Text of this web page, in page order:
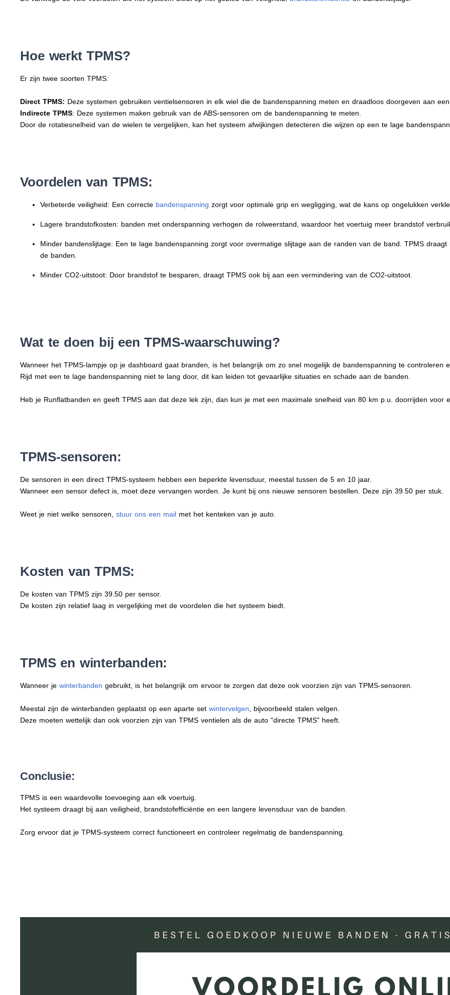
Hoe werkt TPMS?
Er zijn twee soorten TPMS:
Direct TPMS: Deze systemen gebruiken ventielsensoren in elk wiel die de bandenspanning meten en draadloos doorgeven aan
Indirecte TPMS: Deze systemen maken gebruik van de ABS-sensoren om de bandenspanning te meten.
Door de rotatiesnelheid van de wielen te vergelijken, kan het systeem afwijkingen detecteren die wijzen op een te lage
Voordelen van TPMS:
Verbeterde veiligheid: Een correcte bandenspanning zorgt voor optimale grip en wegligging, wat de kans op ongelukken
Lagere brandstofkosten: banden met onderspanning verhogen de rolweerstand, waardoor het voertuig meer brandstof
Minder bandenslijtage: Een te lage bandenspanning zorgt voor overmatige slijtage aan de randen van de band. TPMS
de banden.
Minder CO2-uitstoot: Door brandstof te besparen, draagt TPMS ook bij aan een vermindering van de CO2-uitstoot.
Wat te doen bij een TPMS-waarschuwing?
Wanneer het TPMS-lampje op je dashboard gaat branden, is het belangrijk om zo snel mogelijk de bandenspanning te controleren
Rijd met een te lage bandenspanning niet te lang door, dit kan leiden tot gevaarlijke situaties en schade aan de banden.
Heb je Runflatbanden en geeft TPMS aan dat deze lek zijn, dan kun je met een maximale snelheid van 80 km p.u. doorrijden voor
TPMS-sensoren:
De sensoren in een direct TPMS-systeem hebben een beperkte levensduur, meestal tussen de 5 en 10 jaar.
Wanneer een sensor defect is, moet deze vervangen worden. Je kunt bij ons nieuwe sensoren bestellen. Deze zijn 39.50 per stuk.
Weet je niet welke sensoren,stuur ons een mail met het kenteken van je auto.
Kosten van TPMS:
De kosten van TPMS zijn 39.50 per sensor.
De kosten zijn relatief laag in vergelijking met de voordelen die het systeem biedt.
TPMS en winterbanden:
Wanneer jewinterbanden gebruikt, is het belangrijk om ervoor te zorgen dat deze ook voorzien zijn van TPMS-sensoren.
Meestal zijn de winterbanden geplaatst op een aparte setwintervelgen , bijvoorbeeld stalen velgen.
Deze moeten wettelijk dan ook voorzien zijn van TPMS ventielen als de auto "directe TPMS" heeft.
Conclusie:
TPMS is een waardevolle toevoeging aan elk voertuig.
Het systeem draagt bij aan veiligheid, brandstofefficiëntie en een langere levensduur van de banden.
Zorg ervoor dat je TPMS-systeem correct functioneert en controleer regelmatig de bandenspanning.